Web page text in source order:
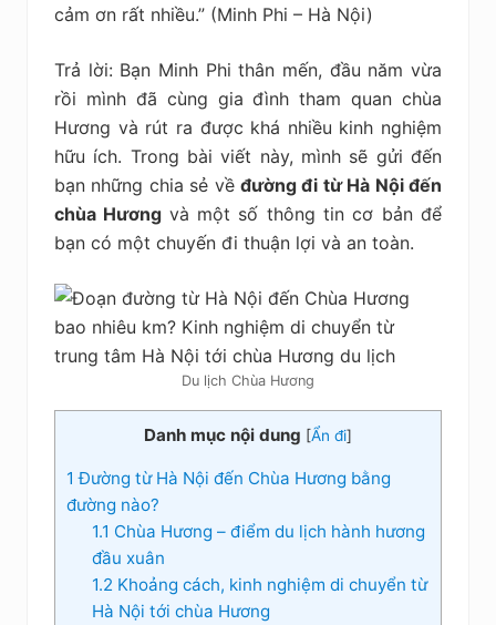
cảm ơn rất nhiều.” (Minh Phi – Hà Nội)
Trả lời: Bạn Minh Phi thân mến, đầu năm vừa
rồi mình đã cùng gia đình tham quan chùa
Hương và rút ra được khá nhiều kinh nghiệm
hữu ích. Trong bài viết này, mình sẽ gửi đến
bạn những chia sẻ về đường đi từ Hà Nội đến
chùa Hương và một số thông tin cơ bản để
bạn có một chuyến đi thuận lợi và an toàn.
Du lịch Chùa Hương
Danh mục nội dung [Ẩn đi]
1 Đường từ Hà Nội đến Chùa Hương bằng
đường nào?
1.1 Chùa Hương – điểm du lịch hành hương
đầu xuân
1.2 Khoảng cách, kinh nghiệm di chuyển từ
Hà Nội tới chùa Hương